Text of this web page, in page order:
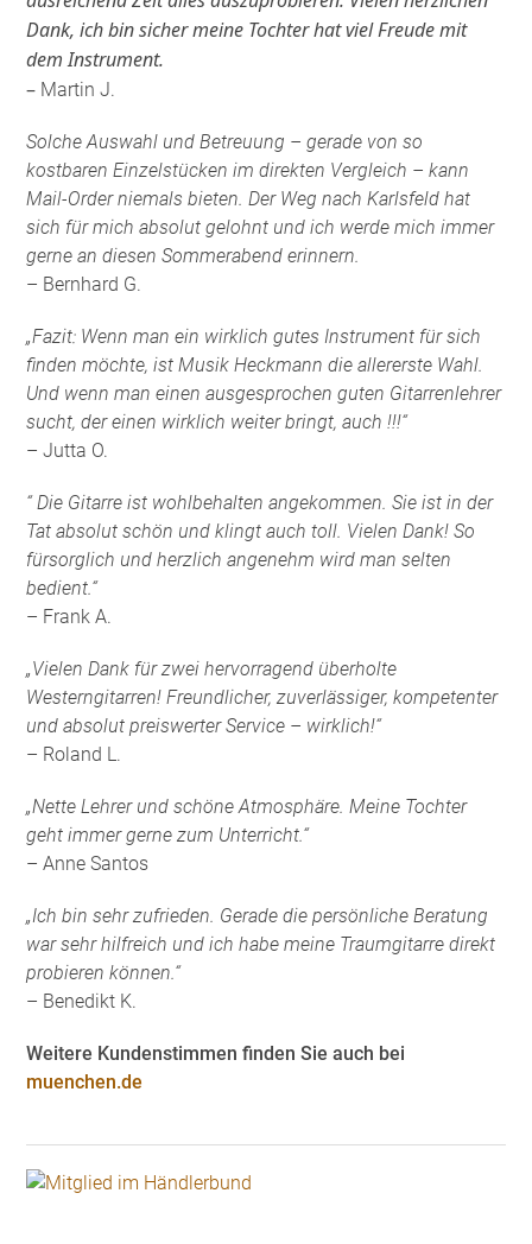
Dank, ich bin sicher meine Tochter hat viel Freude mit
dem Instrument.
– Martin J.
Solche Auswahl und Betreuung – gerade von so
kostbaren Einzelstücken im direkten Vergleich – kann
Mail-Order niemals bieten. Der Weg nach Karlsfeld hat
sich für mich absolut gelohnt und ich werde mich immer
gerne an diesen Sommerabend erinnern.
– Bernhard G.
„Fazit: Wenn man ein wirklich gutes Instrument für sich
finden möchte, ist Musik Heckmann die allererste Wahl.
Und wenn man einen ausgesprochen guten Gitarrenlehrer
sucht, der einen wirklich weiter bringt, auch !!!“
– Jutta O.
“ Die Gitarre ist wohlbehalten angekommen. Sie ist in der
Tat absolut schön und klingt auch toll. Vielen Dank! So
fürsorglich und herzlich angenehm wird man selten
bedient.“
– Frank A.
„Vielen Dank für zwei hervorragend überholte
Westerngitarren! Freundlicher, zuverlässiger, kompetenter
und absolut preiswerter Service – wirklich!“
– Roland L.
„Nette Lehrer und schöne Atmosphäre. Meine Tochter
geht immer gerne zum Unterricht.“
– Anne Santos
„Ich bin sehr zufrieden. Gerade die persönliche Beratung
war sehr hilfreich und ich habe meine Traumgitarre direkt
probieren können.“
– Benedikt K.
Weitere Kundenstimmen finden Sie auch bei
muenchen.de